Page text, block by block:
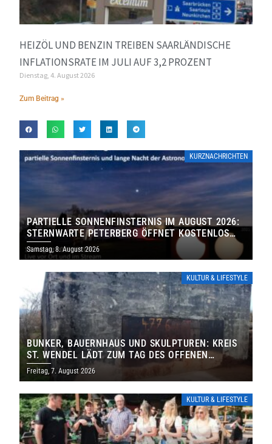
HEIZÖL UND BENZIN TREIBEN SAARLÄNDISCHE
INFLATIONSRATE IM JULI AUF 3,2 PROZENT
Dienstag, 4. August 2026
Zum Beitrag »
KURZNACHRICHTEN
PARTIELLE SONNENFINSTERNIS IM AUGUST 2026:
STERNWARTE PETERBERG ÖFFNET KOSTENLOS
IHRE TORE
Samstag, 8. August 2026
KULTUR & LIFESTYLE
BUNKER, BAUERNHAUS UND SKULPTUREN: KREIS
ST. WENDEL LÄDT ZUM TAG DES OFFENEN
DENKMALS EIN
Freitag, 7. August 2026
KULTUR & LIFESTYLE